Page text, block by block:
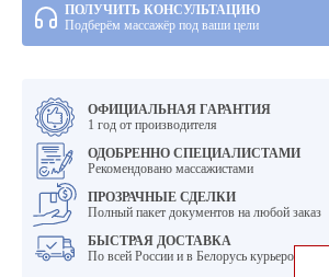
ПОЛУЧИТЬ КОНСУЛЬТАЦИЮ
Подберём массажёр под ваши цели
ОФИЦИАЛЬНАЯ ГАРАНТИЯ
1 год от производителя
ОДОБРЕННО СПЕЦИАЛИСТАМИ
Рекомендовано массажистами
ПРОЗРАЧНЫЕ СДЕЛКИ
Полный пакет документов на любой заказ
БЫСТРАЯ ДОСТАВКА
По всей России и в Белорусь курьером и в